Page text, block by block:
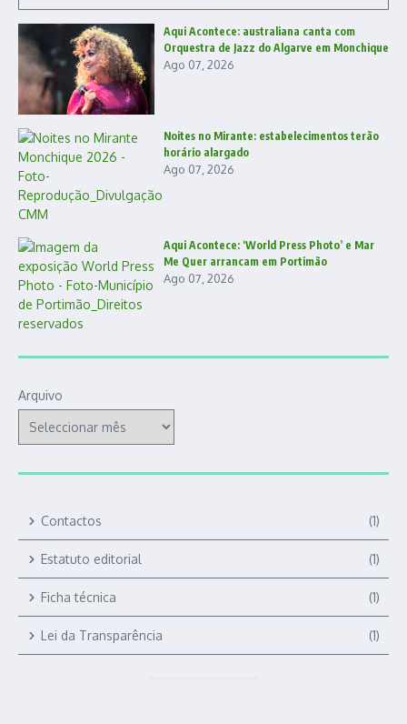
Aqui Acontece: australiana canta com
Orquestra de Jazz do Algarve em Monchique
Ago 07, 2026
Noites no Mirante: estabelecimentos terão
horário alargado
Ago 07, 2026
Aqui Acontece: ‘World Press Photo’ e Mar
Me Quer arrancam em Portimão
Ago 07, 2026
Arquivo
Contactos (1)
Estatuto editorial (1)
Ficha técnica (1)
Lei da Transparência (1)